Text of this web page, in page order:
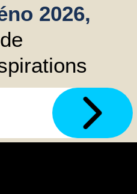
2026,